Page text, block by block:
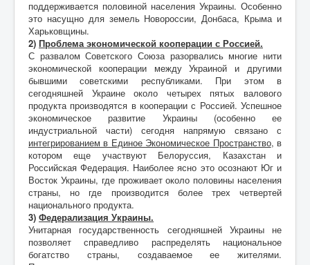
поддерживается половиной населения Украины. Особенно
это насущно для земель Новороссии, Донбаса, Крыма и
Харьковщины.
2) Проблема экономической кооперации с Россией.
С развалом Советского Союза разорвались многие нити
экономической кооперации между Украиной и другими
бывшими советскими республиками. При этом в
сегодняшней Украине около четырех пятых валового
продукта производятся в кооперации с Россией. Успешное
экономическое развитие Украины (особенно ее
индустриальной части) сегодня напрямую связано с
интегрированием в Единое Экономическое Пространство, в
котором еще участвуют Белоруссия, Казахстан и
Российская Федерация. Наиболее ясно это осознают Юг и
Восток Украины, где проживает около половины населения
страны, но где производится более трех четвертей
национального продукта.
3) Федерализация Украины.
Унитарная государственность сегодняшней Украины не
позволяет справедливо распределять национальное
богатство страны, создаваемое ее жителями.